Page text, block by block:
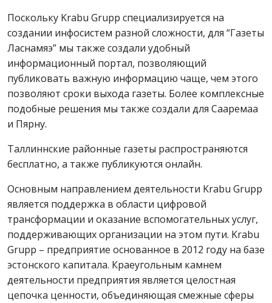
Поскольку Krabu Grupp специализируется на
создании инфосистем разной сложности, для “Газеты
Ласнамяэ” мы также создали удобный
информационный портал, позволяющий
публиковать важную информацию чаще, чем этого
позволяют сроки выхода газеты. Более комплексные
подобные решения мы также создали для Сааремаа
и Пярну.
Таллиннские районные газеты распространяются
бесплатно, а также публикуются онлайн.
Основным направлением деятельности Krabu Grupp
является поддержка в области цифровой
трансформации и оказание вспомогательных услуг,
поддерживающих организации на этом пути. Krabu
Grupp – предприятие основанное в 2012 году на базе
эстонского капитала. Краеугольным камнем
деятельности предприятия является целостная
цепочка ценности, объединяющая смежные сферы